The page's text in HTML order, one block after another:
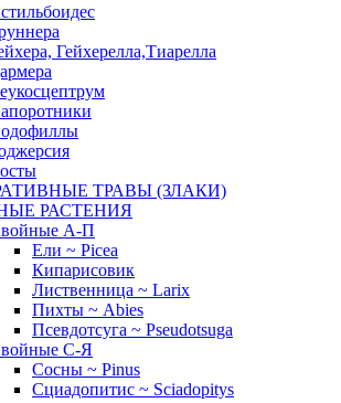
Гейхерелла,Тиарелла
ТРАВЫ (ЗЛАКИ)
РАСТЕНИЯ
А-П
Ели ~ Picea
Кипарисовик
Лиственница ~ Larix
Пихты ~ Abies
Псевдотсуга ~ Pseudotsuga
С-Я
Сосны ~ Pinus
Сциадопитис ~ Sciadopitys